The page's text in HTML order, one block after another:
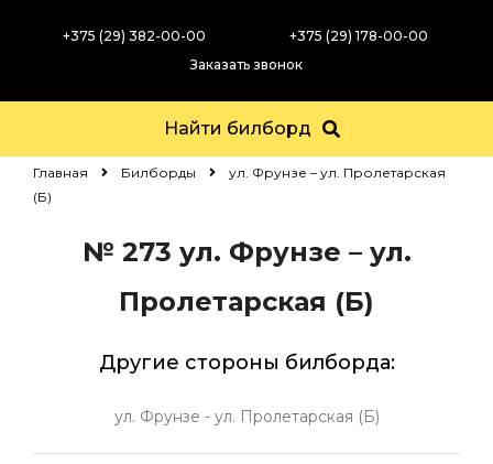
+375 (29) 382-00-00
+375 (29) 178-00-00
Заказать звонок
Найти билборд
Главная Билборды
ул. Фрунзе – ул. Пролетарская
(Б)
№ 273 ул. Фрунзе – ул.
Пролетарская (Б)
Другие стороны билборда:
ул. Фрунзе - ул. Пролетарская (Б)